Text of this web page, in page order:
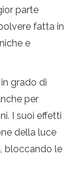
parte
fatta in
e
grado di
per
I suoi effetti
della luce
bloccando le